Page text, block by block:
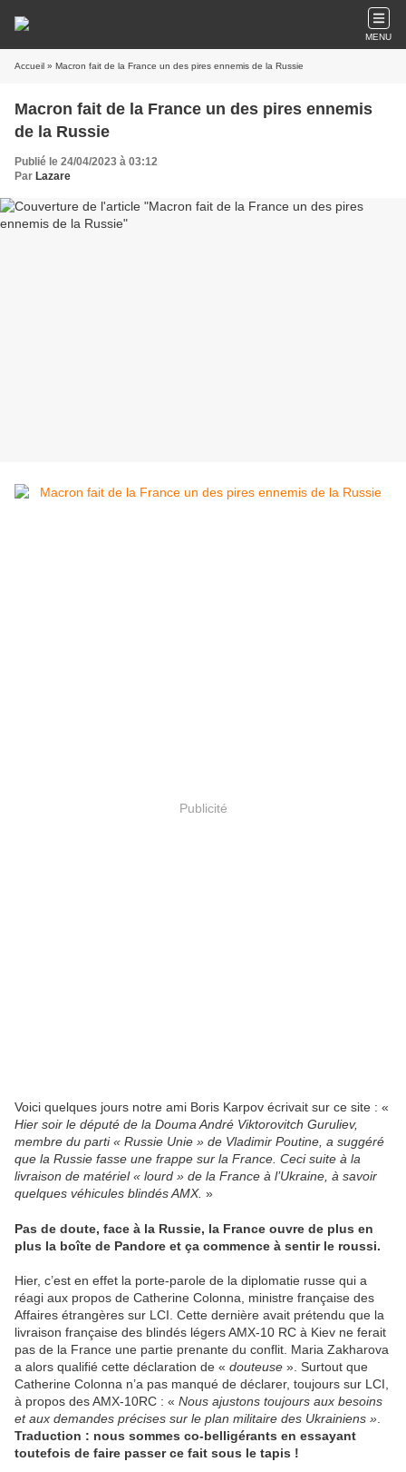
MENU
Accueil » Macron fait de la France un des pires ennemis de la Russie
Macron fait de la France un des pires ennemis
de la Russie
Publié le 24/04/2023 à 03:12
Par Lazare
Publicité
Voici quelques jours notre ami Boris Karpov écrivait sur ce site : «
Hier soir le député de la Douma André Viktorovitch Guruliev,
membre du parti « Russie Unie » de Vladimir Poutine, a suggéré
que la Russie fasse une frappe sur la France. Ceci suite à la
livraison de matériel « lourd » de la France à l’Ukraine, à savoir
quelques véhicules blindés AMX. »
Pas de doute, face à la Russie, la France ouvre de plus en
plus la boîte de Pandore et ça commence à sentir le roussi.
Hier, c’est en effet la porte-parole de la diplomatie russe qui a
réagi aux propos de Catherine Colonna, ministre française des
Affaires étrangères sur LCI. Cette dernière avait prétendu que la
livraison française des blindés légers AMX-10 RC à Kiev ne ferait
pas de la France une partie prenante du conflit. Maria Zakharova
a alors qualifié cette déclaration de « douteuse ». Surtout que
Catherine Colonna n’a pas manqué de déclarer, toujours sur LCI,
à propos des AMX-10RC : « Nous ajustons toujours aux besoins
et aux demandes précises sur le plan militaire des Ukrainiens »
Traduction : nous sommes co-belligérants en essayant
toutefois de faire passer ce fait sous le tapis !